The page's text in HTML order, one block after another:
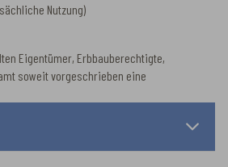
Nutzung)
Eigentümer, Erbbauberechtigte,
soweit vorgeschrieben eine